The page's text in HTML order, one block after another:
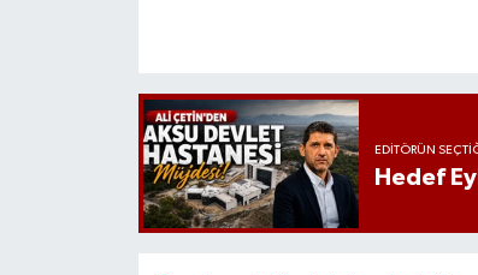
EDITÖRÜN
Hedef